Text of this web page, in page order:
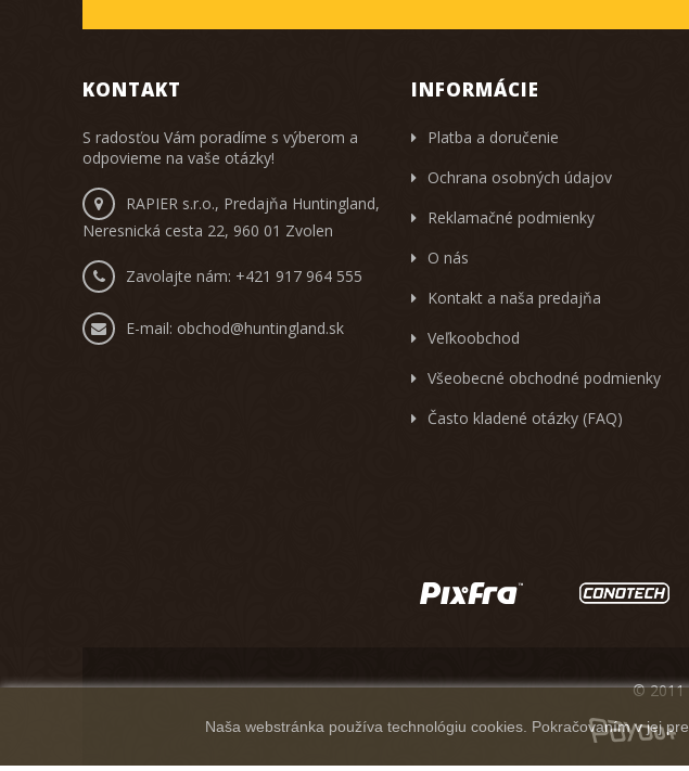
KONTAKT
S radosťou Vám poradíme s výberom a
odpovieme na vaše otázky!
RAPIER s.r.o., Predajňa Huntingland,
Neresnická cesta 22, 960 01 Zvolen
Zavolajte nám: +421 917 964 555
E-mail: obchod@huntingland.sk
INFORMÁCIE
Platba a doručenie
Ochrana osobných údajov
Reklamačné podmienky
O nás
Kontakt a naša predajňa
Veľkoobchod
Všeobecné obchodné podmienky
Často kladené otázky (FAQ)
Naša webstránka používa technológiu cookies. Pokračovaním v jej
© 2011